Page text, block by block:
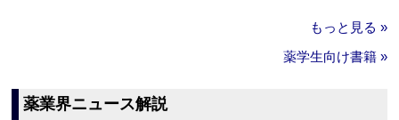
もっと見る »
薬学生向け書籍 »
薬業界ニュース解説